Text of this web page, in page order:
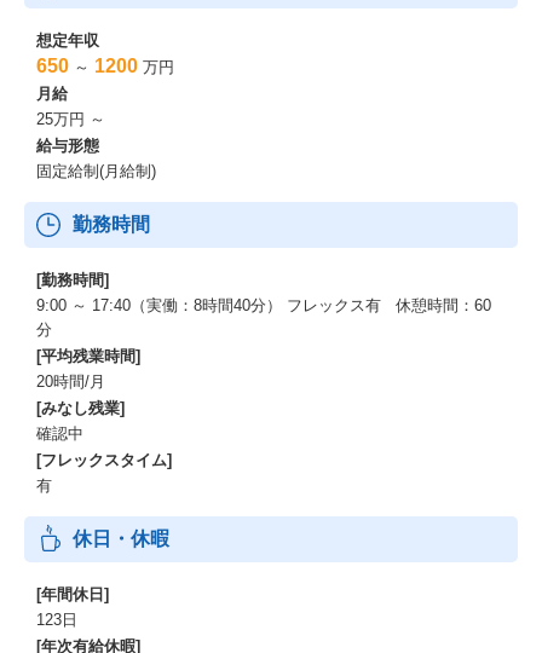
想定年収
650 ～ 1200 万円
月給
25万円 ～
給与形態
固定給制(月給制)
勤務時間
[勤務時間]
9:00 ～ 17:40（実働：8時間40分） フレックス有 休憩時間：60
分
[平均残業時間]
20時間/月
[みなし残業]
確認中
[フレックスタイム]
有
休日・休暇
[年間休日]
123日
[年次有給休暇]